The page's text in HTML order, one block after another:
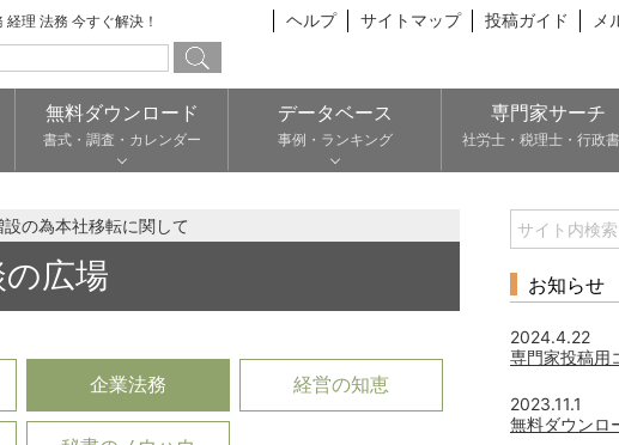
理 法務 今すぐ解決！ ヘルプ サイトマップ 投稿ガイド メ
無料ダウンロード
書式・調査・カレンダー
データベース
事例・ランキング
専門家サーチ
社労士・税理士・行政
の為本社移転に関して
広場
企業法務 経営の知恵
お知らせ
2024.4.22
専門家投稿用
2023.11.1
無料ダウンロ